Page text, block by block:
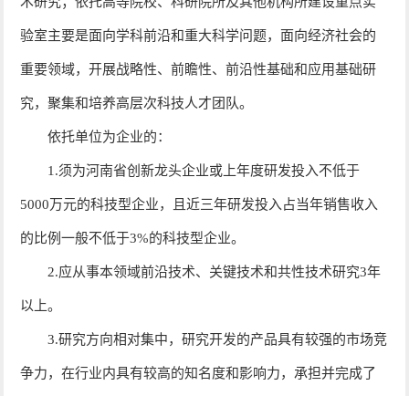
验室主要是面向学科前沿和重大科学问题，面向经济社会的
重要领域，开展战略性、前瞻性、前沿性基础和应用基础研
究，聚集和培养高层次科技人才团队。
依托单位为企业的：
1.须为河南省创新龙头企业或上年度研发投入不低于
5000万元的科技型企业，且近三年研发投入占当年销售收入
的比例一般不低于3%的科技型企业。
2.应从事本领域前沿技术、关键技术和共性技术研究3年
以上。
3.研究方向相对集中，研究开发的产品具有较强的市场竞
争力，在行业内具有较高的知名度和影响力，承担并完成了